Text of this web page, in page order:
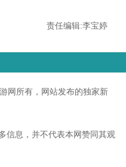
责任编辑:李宝婷
网所有，网站发布的独家新
息，并不代表本网赞同其观